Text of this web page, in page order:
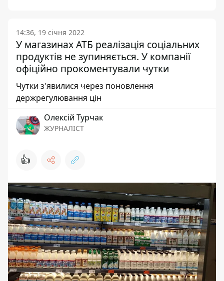
14:36, 19 січня 2022
У магазинах АТБ реалізація соціальних
продуктів не зупиняється. У компанії
офіційно прокоментували чутки
Чутки з'явилися через поновлення
держрегулювання цін
Олексій Турчак
ЖУРНАЛІСТ
👍